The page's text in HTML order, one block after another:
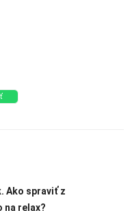
Ako spraviť z
na relax?